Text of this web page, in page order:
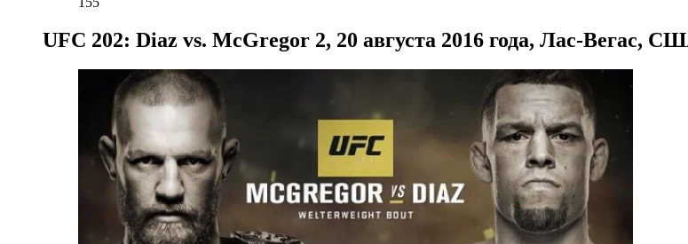
UFC 202: Diaz vs. McGregor 2, 20 августа 2016 года, Лас-Вегас,